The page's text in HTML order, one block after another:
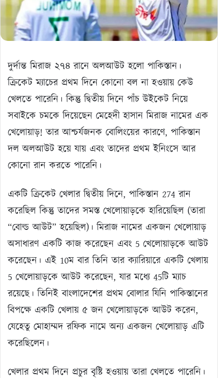
দুর্দান্ত মিরাজ ২৭৪ রানে অলআউট হলো পাকিস্তান।
ক্রিকেট ম্যাচের প্রথম দিনে কোনো বল না হওয়ায় কেউ
খেলতে পারেনি। কিন্তু দ্বিতীয় দিনে পাঁচ উইকেট নিয়ে
সবাইকে চমকে দিয়েছেন মেহেদী হাসান মিরাজ নামের এক
খেলোয়াড়! তার আশ্চর্যজনক বোলিংয়ের কারণে, পাকিস্তান
দল অলআউট হয়ে যায় এবং তাদের প্রথম ইনিংসে আর
কোনো রান করতে পারেনি।
একটি ক্রিকেট খেলার দ্বিতীয় দিনে, পাকিস্তান 274 রান
করেছিল কিন্তু তাদের সমস্ত খেলোয়াড়কে হারিয়েছিল (তারা
“বোল্ড আউট” হয়েছিল)। মিরাজ নামের একজন খেলোয়াড়
অসাধারণ একটি কাজ করেছেন এবং 5 খেলোয়াড়কে আউট
করেছেন। এই 10ম বার তিনি তার ক্যারিয়ারে একটি খেলায়
5 খেলোয়াড়কে আউট করেছেন, যার মধ্যে 45টি ম্যাচ
রয়েছে। তিনিই বাংলাদেশের প্রথম বোলার যিনি পাকিস্তানের
বিপক্ষে একটি খেলায় ৫ জন খেলোয়াড়কে আউট করেন,
যেহেতু মোহাম্মদ রফিক নামে অন্য একজন খেলোয়াড় এটি
করেছিলেন।
খেলার প্রথম দিনে প্রচুর বৃষ্টি হওয়ায় তারা খেলতে পারেনি।